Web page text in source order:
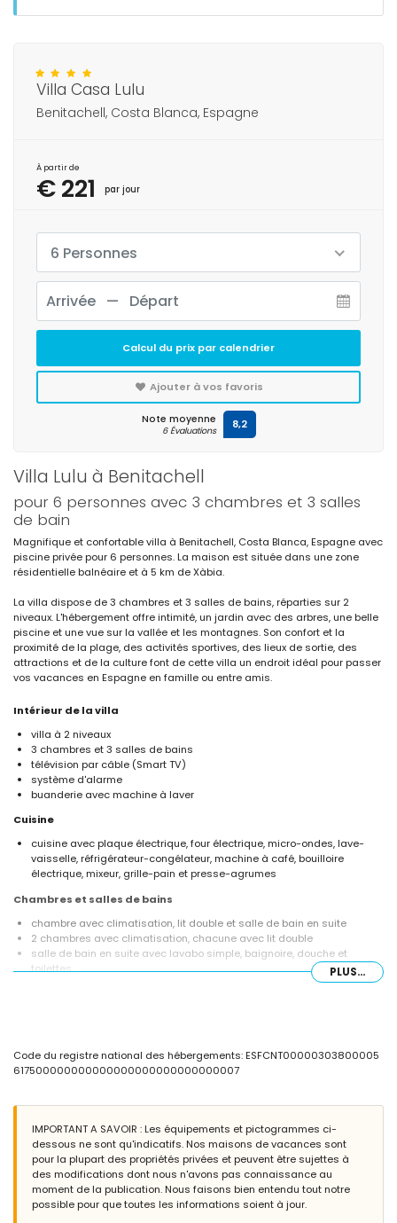
Villa Lulu à Benitachell
pour 6 personnes avec 3 chambres et 3 salles
de bain
Magnifique et confortable villa à Benitachell, Costa Blanca, Espagne avec
piscine privée pour 6 personnes. La maison est située dans une zone
résidentielle balnéaire et à 5 km de Xàbia.
La villa dispose de 3 chambres et 3 salles de bains, réparties sur 2
niveaux. L'hébergement offre intimité, un jardin avec des arbres, une belle
piscine et une vue sur la vallée et les montagnes. Son confort et la
proximité de la plage, des activités sportives, des lieux de sortie, des
attractions et de la culture font de cette villa un endroit idéal pour passer
vos vacances en Espagne en famille ou entre amis.
Intérieur de la villa
villa à 2 niveaux
3 chambres et 3 salles de bains
télévision par câble (Smart TV)
système d'alarme
buanderie avec machine à laver
Cuisine
cuisine avec plaque électrique, four électrique, micro-ondes, lave-
vaisselle, réfrigérateur-congélateur, machine à café, bouilloire
électrique, mixeur, grille-pain et presse-agrumes
Chambres et salles de bains
chambre avec climatisation, lit double et salle de bain en suite
2 chambres avec climatisation, chacune avec lit double
salle de bain en suite avec lavabo simple, baignoire, douche et
toilettes
2 salles de bains chacune avec lavabo simple, douche et toilettes
jardin avec arbres et mobilier de jardin avec transats
terrasse couverte
coin salon extérieur et coin repas extérieur
2 places de parking privées
Plus d'informations
ville la plus proche: Xàbia (à moins de 5 kilomètres de la villa)
rivière ou bord de mer le plus proche: Mediterraneo (à moins de 5
kilomètres de la villa)
PLUS...
Code du registre national des hébergements: ESFCNT00000303800005
617500000000000000000000000000007
IMPORTANT A SAVOIR : Les équipements et pictogrammes ci-
dessous ne sont qu'indicatifs. Nos maisons de vacances sont
pour la plupart des propriétés privées et peuvent être sujettes à
des modifications dont nous n'avons pas connaissance au
moment de la publication. Nous faisons bien entendu tout notre
possible pour que toutes les informations soient à jour.
Villa Casa Lulu
Benitachell, Costa Blanca, Espagne
À partir de
€ 221 par jour
6 Personnes
Calcul du prix par calendrier
Ajouter à vos favoris
Note moyenne
6 Évaluations 8,2